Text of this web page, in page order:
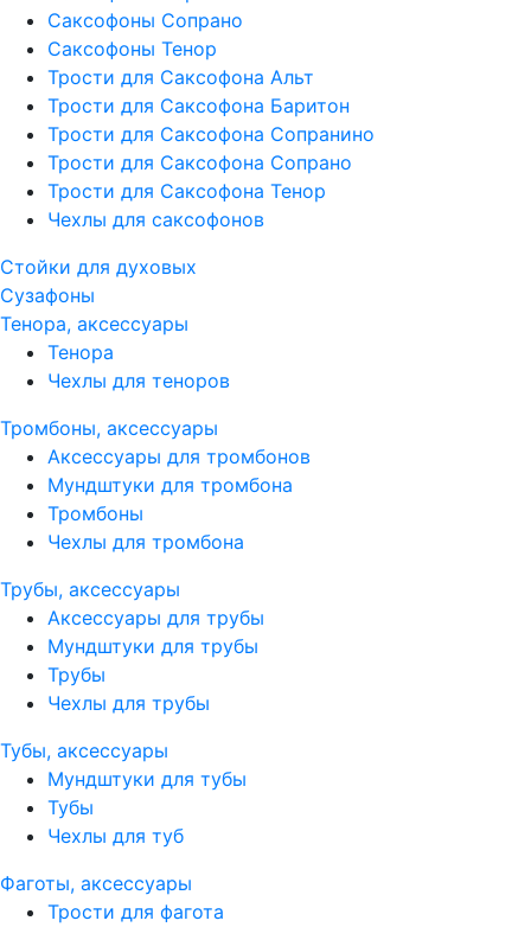
Саксофоны Сопрано
Саксофоны Тенор
Трости для Саксофона Альт
Трости для Саксофона Баритон
Трости для Саксофона Сопранино
Трости для Саксофона Сопрано
Трости для Саксофона Тенор
Чехлы для саксофонов
Стойки для духовых
Сузафоны
Тенора, аксессуары
Тенора
Чехлы для теноров
Тромбоны, аксессуары
Аксессуары для тромбонов
Мундштуки для тромбона
Тромбоны
Чехлы для тромбона
Трубы, аксессуары
Аксессуары для трубы
Мундштуки для трубы
Трубы
Чехлы для трубы
Тубы, аксессуары
Мундштуки для тубы
Тубы
Чехлы для туб
Фаготы, аксессуары
Трости для фагота